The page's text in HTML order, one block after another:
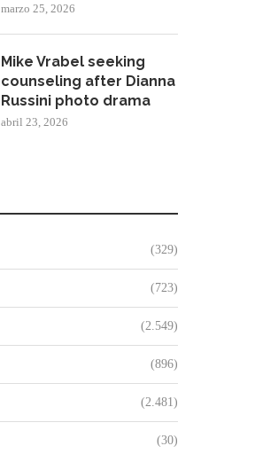
marzo 25, 2026
Mike Vrabel seeking
counseling after Dianna
Russini photo drama
abril 23, 2026
(329)
(723)
(2.549)
(896)
(2.481)
(30)